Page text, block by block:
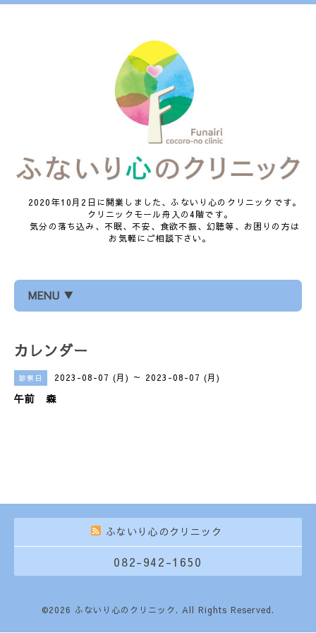
2020年10月2日に開業しました、ふないり心のクリニックです。
クリニックモール舟入の4階です。
気分の落ち込み、不眠、不安、食欲不振、幻聴等、お困りの方は
お気軽にご相談下さい。
MENU ▼
カレンダー
診察日 2023-08-07 (月) ～ 2023-08-07 (月)
午前 森
ふないり心のクリニック
082-942-1650
©2026 ふないり心のクリニック. All Rights Reserved.